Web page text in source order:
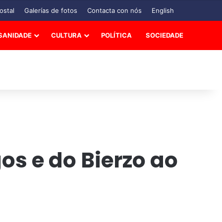
Galerías de fotos Contacta con nós English
CULTURA POLÍTICA SOCIEDADE
e do Bierzo ao